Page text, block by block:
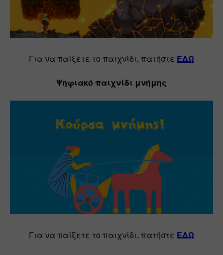
Για να παίξετε το παιχνίδι, πατήστε ΕΔΩ
Ψηφιακό παιχνίδι μνήμης
Για να παίξετε το παιχνίδι, πατήστε ΕΔΩ